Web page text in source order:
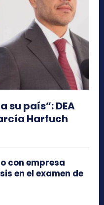
su país”: DEA
Harfuch
con empresa
en el examen de